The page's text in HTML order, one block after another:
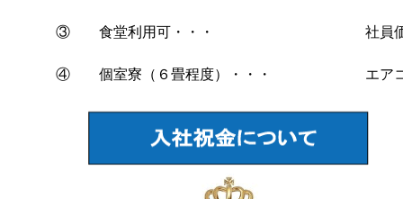
③ 食堂利用可・・・ 社員
④ 個室寮（６畳程度）・・・ エア